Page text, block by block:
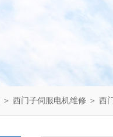
＞ 西门子伺服电机维修 ＞ 西